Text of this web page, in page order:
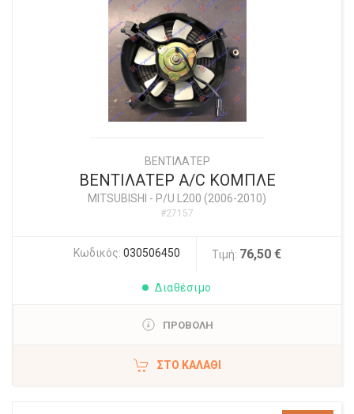
ΒΕΝΤΙΛΑΤΕΡ
ΒΕΝΤΙΛΑΤΕΡ A/C ΚΟΜΠΛΕ
MITSUBISHI - P/U L200 (2006-2010)
#27157
Κωδικός: 030506450 Τιμή: 76,50 €
Διαθέσιμο
ΠΡΟΒΟΛΗ
ΣΤΟ ΚΑΛΆΘΙ